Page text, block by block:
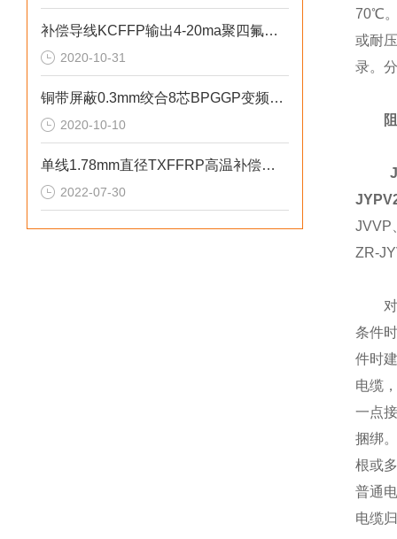
补偿导线KCFFP输出4-20ma聚四氟乙烯
2020-10-31
铜带屏蔽0.3mm绞合8芯BPGGP变频电缆
2020-10-10
单线1.78mm直径TXFFRP高温补偿导线
2022-07-30
70℃
或耐
录。
JVVP
ZR-
对于
条件
件时
电缆
一点
捆绑
根或
普通
电缆